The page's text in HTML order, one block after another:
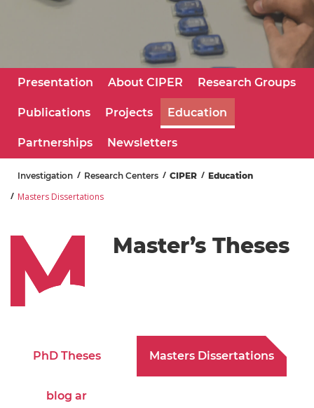
Presentation About CIPER Research Groups
Publications Projects Education
Partnerships Newsletters
Investigation Research Centers CIPER Education
Masters Dissertations
Master’s Theses
PhD Theses Masters Dissertations
blog ar